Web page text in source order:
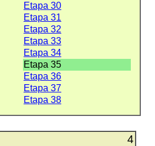
Etapa 30
Etapa 31
Etapa 32
Etapa 33
Etapa 34
Etapa 35
Etapa 36
Etapa 37
Etapa 38
4